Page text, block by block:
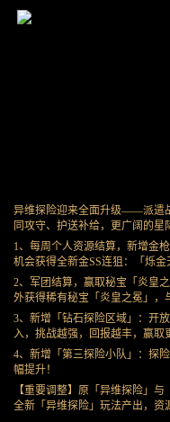
异维探险迎来全面升级——派遣
同攻守、护送补给，更广阔的星
1、每周个人资源结算，新增金
机会获得全新金SS连狙：「烁金
2、军团结算，赢取秘宝「炎皇
外获得稀有秘宝「炎皇之冕」，
3、新增「钻石探险区域」：开
入，挑战越强，回报越丰，赢取
4、新增「第三探险小队」：探
幅提升！
【重要调整】原「异维探险」
全新「异维探险」玩法产出，资